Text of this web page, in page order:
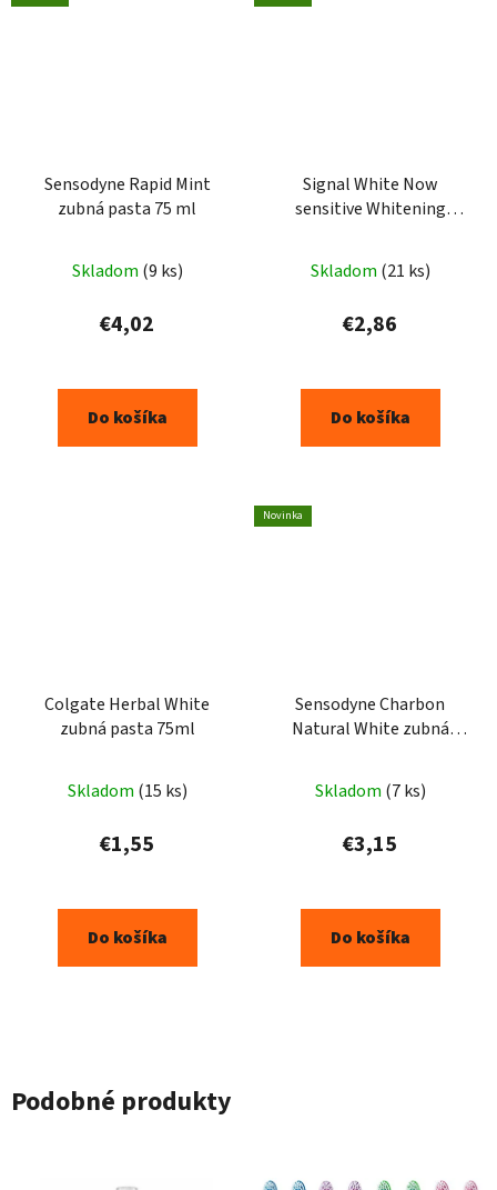
Sensodyne Rapid Mint
zubná pasta 75 ml
Skladom (9 ks)
€4,02
Do košíka
Signal White Now
sensitive Whitening
Skladom (21 ks)
€2,86
Do košíka
Colgate Herbal White
zubná pasta 75ml
Skladom (15 ks)
€1,55
Do košíka
Novinka
Sensodyne Charbon
Natural White zubná
Skladom (7 ks)
€3,15
Do košíka
Podobné produkty